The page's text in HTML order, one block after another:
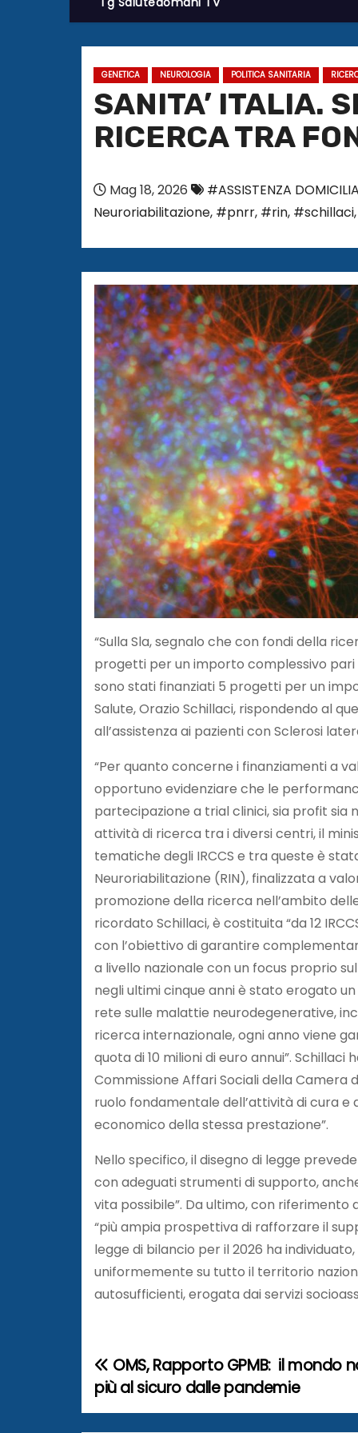
GENETICA NEUROLOGIA POLITICA SANITARIA
SANITA’ ITALIA.
RICERCA TRA
Mag 18, 2026 #ASSISTENZA
Neuroriabilitazione, #pnrr, #rin, #schillaci,
“Sulla Sla, segnalo che con fondi della
progetti per un importo complessivo pari
sono stati finanziati 5 progetti per un
Salute, Orazio Schillaci, rispondendo al
all’assistenza ai pazienti con Sclerosi
“Per quanto concerne i finanziamenti a
opportuno evidenziare che le
partecipazione a trial clinici, sia profit sia
attività di ricerca tra i diversi centri, il
tematiche degli IRCCS e tra queste è
Neuroriabilitazione (RIN), finalizzata a
promozione della ricerca nell’ambito
ricordato Schillaci, è costituita “da 12
con l’obiettivo di garantire
a livello nazionale con un focus proprio
negli ultimi cinque anni è stato erogato
rete sulle malattie neurodegenerative,
ricerca internazionale, ogni anno viene
quota di 10 milioni di euro annui”.
Commissione Affari Sociali della Camera
ruolo fondamentale dell’attività di cura e
economico della stessa prestazione”.
Nello specifico, il disegno di legge
con adeguati strumenti di supporto,
vita possibile”. Da ultimo, con riferimento
“più ampia prospettiva di rafforzare il
legge di bilancio per il 2026 ha
uniformemente su tutto il territorio
autosufficienti, erogata dai servizi
N
a
OMS, Rapporto GPMB: il mondo
più al sicuro dalle pandemie